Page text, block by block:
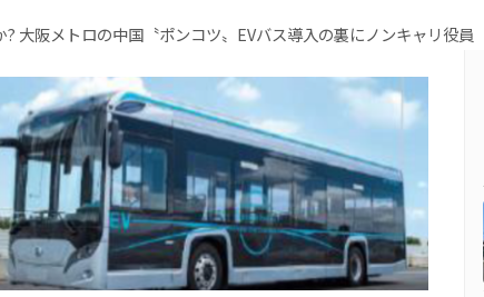
? 大阪メトロの中国〝ポンコツ〟EVバス導入の裏にノンキャリ役員